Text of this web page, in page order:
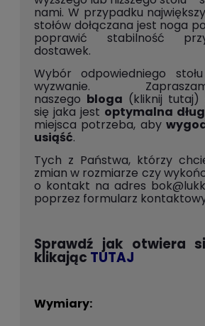
nami. W przypadku
stołów dołączana jest noga
poprawić stabilność
dostawek.
Wybór odpowiedniego
wyzwanie.
naszego bloga (kliknij tutaj)
się jaka jest optymalna
miejsca potrzeba, aby
usiąść.
Tych z Państwa, którzy
zmian w rozmiarze czy
o kontakt na adres
poprzez formularz
Sprawdź jak otwiera
klikając TUTAJ
Wymiary: